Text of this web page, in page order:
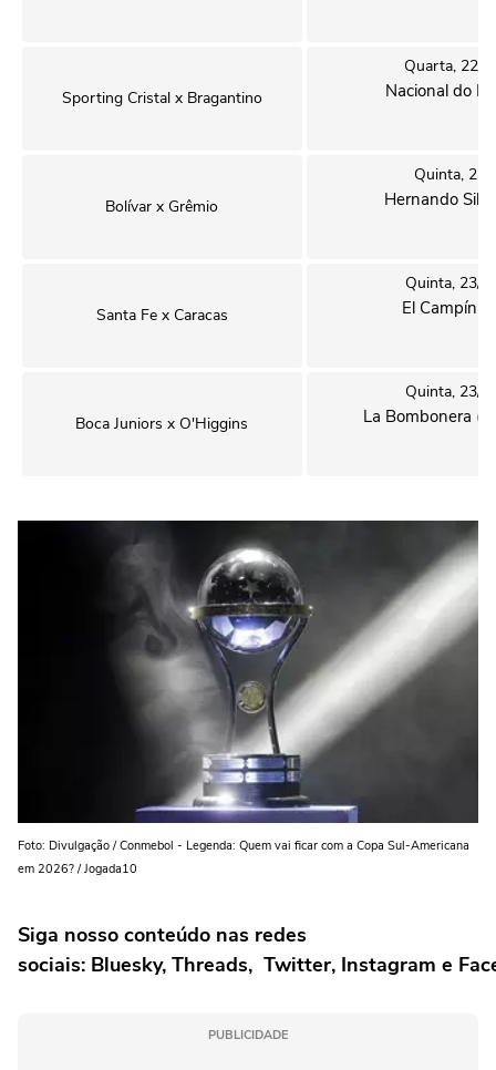
Sporting Cristal x Bragantino
Quarta, 22/
Nacional do
Bolívar x Grêmio
Quinta, 23/
Hernando
Santa Fe x Caracas
Quinta, 23/
El Campín
Boca Juniors x O'Higgins
Quinta, 23/
La Bombonera
Foto: Divulgação / Conmebol - Legenda: Quem vai ficar com a Copa Sul-Americana
em 2026? / Jogada10
Siga nosso conteúdo nas redes
sociais: Bluesky, Threads, Twitter, Instagram e
PUBLICIDADE